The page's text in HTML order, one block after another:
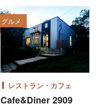
グルメ
レストラン・カフェ
Cafe&Diner 2909